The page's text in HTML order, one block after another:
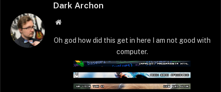
Dark Archon
Strona
Oh god how did this get in here I am not good with
computer.